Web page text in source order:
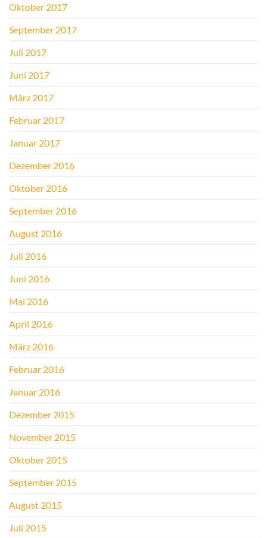
Oktober 2017
September 2017
Juli 2017
Juni 2017
März 2017
Februar 2017
Januar 2017
Dezember 2016
Oktober 2016
September 2016
August 2016
Juli 2016
Juni 2016
Mai 2016
April 2016
März 2016
Februar 2016
Januar 2016
Dezember 2015
November 2015
Oktober 2015
September 2015
August 2015
Juli 2015